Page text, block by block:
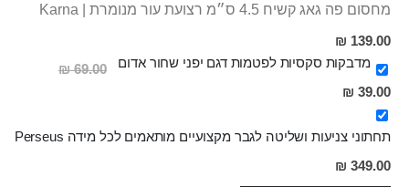
מחסום פה גאג קשיח 4.5 ס״מ רצועת עור מנומרת | Karna
139.00 ₪
מדבקות סקסיות לפטמות דגם יפני שחור אדום
69.00 ₪
מחיר
מבצע
39.00 ₪
תחתוני צניעות ושליטה לגבר מקצועיים מותאמים לכל מידה Perseus
349.00 ₪